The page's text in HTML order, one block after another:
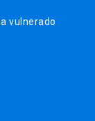
vulnerado